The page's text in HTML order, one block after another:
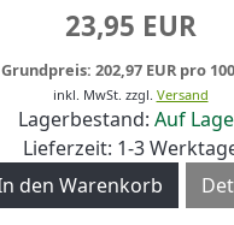
23,95 EUR
Grundpreis: 202,97 EUR pro
inkl. MwSt. zzgl. Versand
Lagerbestand: Auf
Lieferzeit: 1-3